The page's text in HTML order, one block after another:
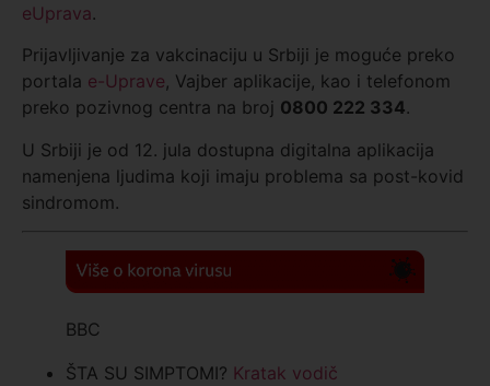
eUprava.
Prijavljivanje za vakcinaciju u Srbiji je moguće preko
portala e-Uprave, Vajber aplikacije, kao i telefonom
preko pozivnog centra na broj 0800 222 334.
U Srbiji je od 12. jula dostupna digitalna aplikacija
namenjena ljudima koji imaju problema sa post-kovid
sindromom.
BBC
ŠTA SU SIMPTOMI? Kratak vodič